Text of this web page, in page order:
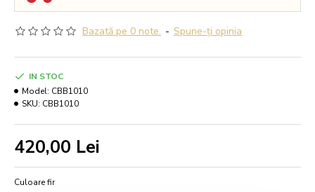
Bazată pe 0 note. - Spune-ţi opinia
420,00 Lei
IN STOC
Model: CBB1010
SKU: CBB1010
Culoare fir